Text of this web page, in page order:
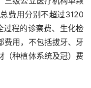
费用分别不超过3120
程的诊察费、生化检
费用，不包括拔牙、牙
（种植体系统及冠）费